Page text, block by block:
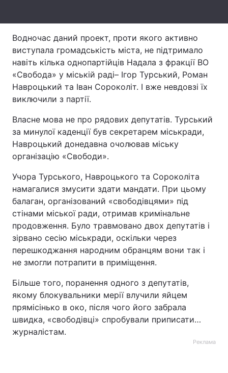
Послуги
Тема оформлення
Водночас даний проект, проти якого активно
виступала громадськість міста, не підтримало
навіть кілька однопартійців Надала з фракції ВО
«Свобода» у міській раді– Ігор Турський, Роман
Навроцький та Іван Сороколіт. І вже невдовзі їх
виключили з партії.
Власне мова не про рядових депутатів. Турський
за минулої каденції був секретарем міськради,
Навроцький донедавна очолював міську
організацію «Свободи».
Учора Турського, Навроцького та Сороколіта
намагалися змусити здати мандати. При цьому
балаган, організований «свободівцями» під
стінами міської ради, отримав кримінальне
продовження. Було травмовано двох депутатів і
зірвано сесію міськради, оскільки через
перешкоджання народним обранцям вони так і
не змогли потрапити в приміщення.
Більше того, поранення одного з депутатів,
якому блокувальники мерії влучили яйцем
прямісінько в око, після чого його забрала
швидка, «свободівці» спробували приписати…
журналістам.
Реклама